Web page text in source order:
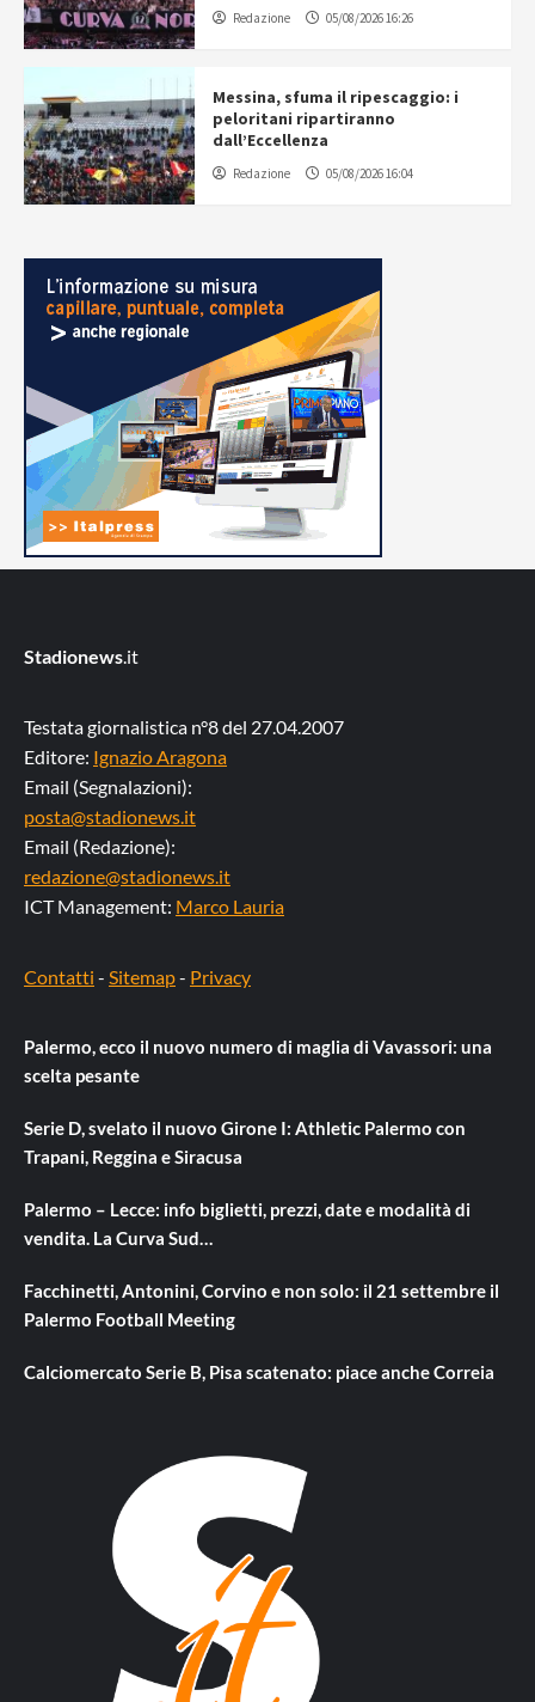
Redazione 05/08/2026 16:26
Messina, sfuma il ripescaggio: i
peloritani ripartiranno
dall’Eccellenza
Redazione 05/08/2026 16:04
Stadionews .it
Testata giornalistica n°8 del 27.04.2007
Editore: Ignazio Aragona
Email (Segnalazioni):
posta@stadionews.it
Email (Redazione):
redazione@stadionews.it
ICT Management: Marco Lauria
Contatti - Sitemap- Privacy
Palermo, ecco il nuovo numero di maglia di Vavassori: una
scelta pesante
Serie D, svelato il nuovo Girone I: Athletic Palermo con
Trapani, Reggina e Siracusa
Palermo – Lecce: info biglietti, prezzi, date e modalità di
vendita. La Curva Sud…
Facchinetti, Antonini, Corvino e non solo: il 21 settembre il
Palermo Football Meeting
Calciomercato Serie B, Pisa scatenato: piace anche Correia